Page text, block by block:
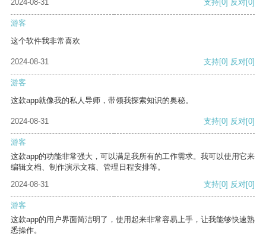
2024-08-31 支持[0] 反对[0]
游客
这个软件我非常喜欢
2024-08-31 支持[0] 反对[0]
游客
这款app就像我的私人导师，带领我探索知识的奥秘。
2024-08-31 支持[0] 反对[0]
游客
这款app的功能非常强大，可以满足我所有的工作需求。我可以使用它来
编辑文档、制作演示文稿、管理日程安排等。
2024-08-31
支持[0] 反对[0]
游客
这款app的用户界面简洁明了，使用起来非常容易上手，让我能够快速熟
悉操作。